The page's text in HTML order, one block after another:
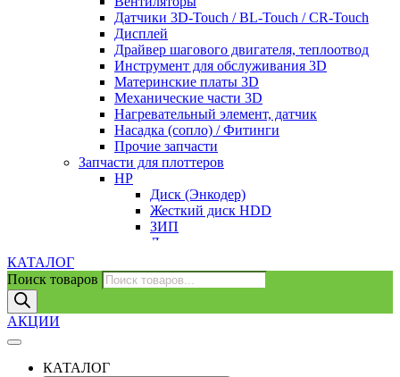
Датчики 3D-Touch / BL-Touch / CR-Touch
Дисплей
Драйвер шагового двигателя, теплоотвод
Инструмент для обслуживания 3D
Материнские платы 3D
Механические части 3D
Нагревательный элемент, датчик
Насадка (сопло) / Фитинги
Прочие запчасти
Запчасти для плоттеров
HP
Диск (Энкодер)
Жесткий диск HDD
ЗИП
Лента позиционирования
Насадки / Трубки
Нож / Резак
КАТАЛОГ
Поиск товаров
АКЦИИ
КАТАЛОГ